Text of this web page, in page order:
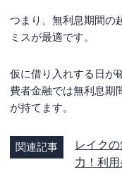
つまり、無利息期間の
ミスが最適です。
仮に借り入れする日が
費者金融では無利息期
が持てます。
関連記事
レイク
力！利